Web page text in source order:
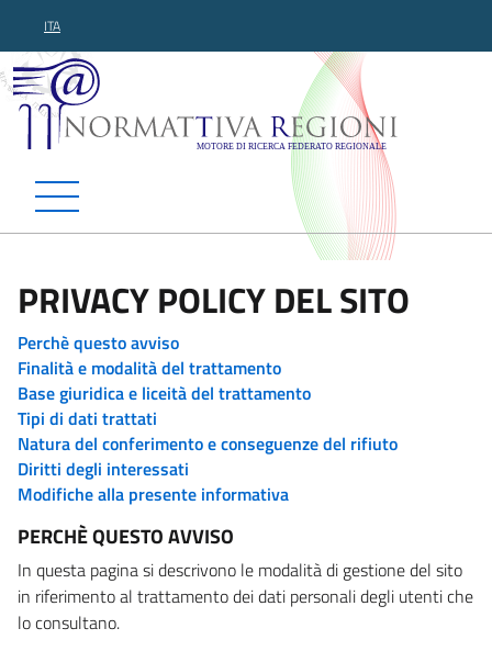
ITA
Normattiva Regioni -
PRIVACY POLICY DEL SITO
Perchè questo avviso
Finalità e modalità del trattamento
Base giuridica e liceità del trattamento
Tipi di dati trattati
Natura del conferimento e conseguenze del rifiuto
Diritti degli interessati
Modifiche alla presente informativa
PERCHÈ QUESTO AVVISO
In questa pagina si descrivono le modalità di gestione del sito
in riferimento al trattamento dei dati personali degli utenti che
lo consultano.